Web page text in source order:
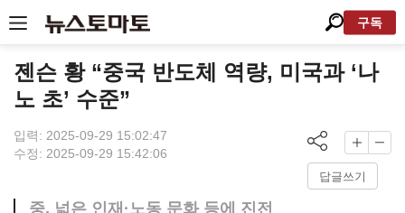
구독
젠슨 황 “중국 반도체 역량, 미국과 ‘나
노 초’ 수준”
입력: 2025-09-29 15:02:47
수정: 2025-09-29 15:42:06
답글쓰기
중, 넓은 인재·노동 문화 등에 진전